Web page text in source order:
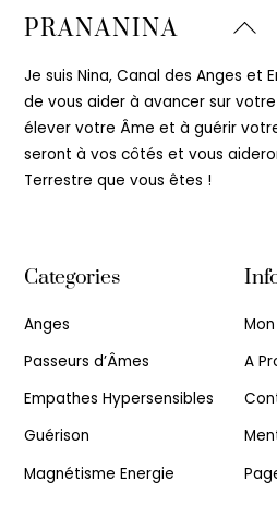
Back
Top
PRANANINA
Je suis Nina, Canal des Anges et
de vous aider à avancer sur
élever votre Âme et à guérir
seront à vos côtés et vous
Terrestre que vous êtes !
Categories
Anges
Passeurs d’Âmes
Empathes Hypersensibles
Guérison
Magnétisme Energie
A